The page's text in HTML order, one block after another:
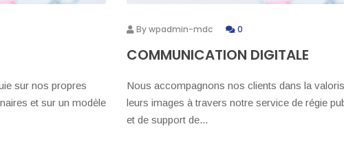
sur nos propres
et sur un modèle
Bywpadmin-mdc 0
COMMUNICATION DIGITALE
Nous accompagnons nos clients dans la
leurs images à travers notre service de régie
et de support de...